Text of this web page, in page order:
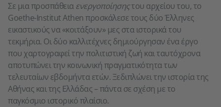
Σε μια προσπάθειαενεργοποίησηςτου αρχείου του, το
Goethe-Institut Athen προσκάλεσε τους δύο Έλληνες
εικαστικούς να «κοιτάξουν» μες στα ιστορικά του
τεκμήρια. Οι δύο καλλιτέχνες δημιούργησαν ένα έργο
που χαρτογραφεί την πολιτιστική ζωή και ταυτόχρονα
αποτυπώνει την κοινωνική πραγματικότητα των
τελευταίων εβδομήντα ετών. Ξεδιπλώνει την ιστορία της
Αθήνας και της Ελλάδας – πάντα σε σχέση με το
παγκόσμιο ιστορικό πλαίσιο.